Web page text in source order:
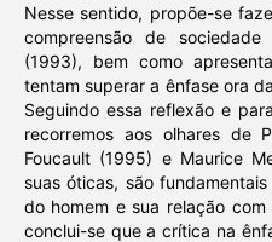
Nesse sentido, propõe-se
compreensão de
(1993), bem como
tentam superar a ênfase ora
Seguindo essa reflexão e
recorremos aos olhares de
Foucault (1995) e Maurice
suas óticas, são
do homem e sua relação
conclui-se que a crítica na